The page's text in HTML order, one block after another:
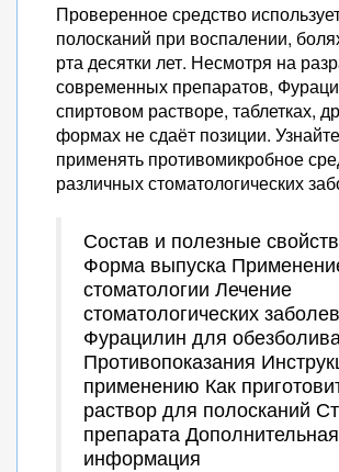
Проверенное средство
полосканий при воспалении,
рта десятки лет. Несмотря на
современных препаратов,
спиртовом растворе, таблетках,
формах не сдаёт позиции.
применять противомикробное
различных стоматологических
Состав и полезные
Форма выпуска
стоматологии Лечение
стоматологических
Фурацилин для
Противопоказания
применению Как
раствор для полосканий
препарата Дополнительная
информация